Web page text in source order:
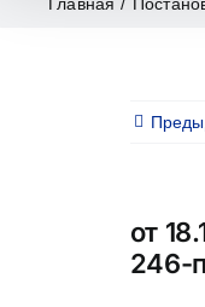
от
246-п